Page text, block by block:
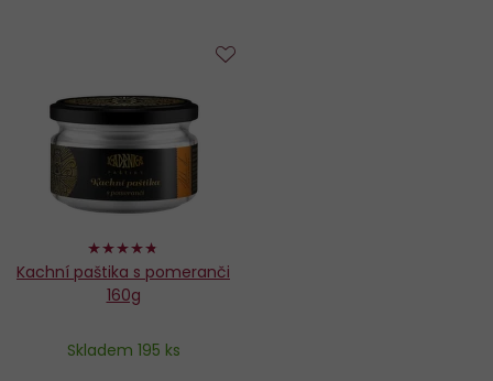
94%
Kachní paštika s pomeranči
160g
Skladem 195 ks